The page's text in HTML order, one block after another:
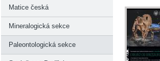
Matice česká
Mineralogická sekce
Paleontologická sekce